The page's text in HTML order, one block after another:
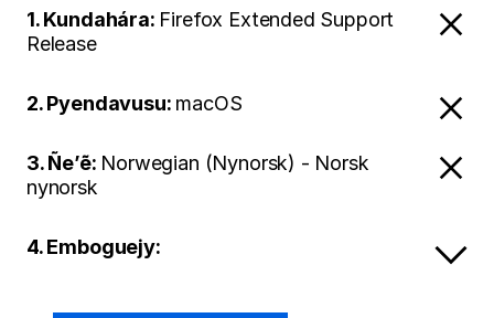
1. Kundahára: Firefox Extended Support
Release
2. Pyendavusu: macOS
3. Ñe’ẽ: Norwegian (Nynorsk) - Norsk
nynorsk
4. Emboguejy: